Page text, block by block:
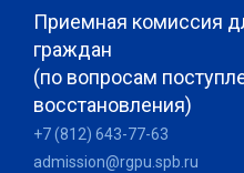
Приемная комиссия
граждан
(по вопросам
восстановления)
+7 (812) 643-77-63
admission@rgpu.spb.ru